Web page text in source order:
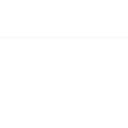
ma rappresenta anche un
verde! #SpolarPV #SolarInnovation